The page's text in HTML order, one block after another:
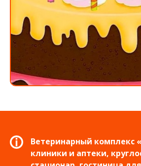
Ветеринарный комплекс
клиники и аптеки,